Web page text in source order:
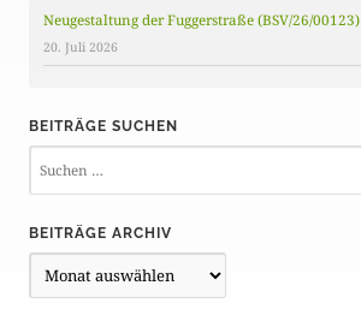
Neugestaltung der Fuggerstraße (BSV/26/00123)
20. Juli 2026
BEITRÄGE SUCHEN
BEITRÄGE ARCHIV
e